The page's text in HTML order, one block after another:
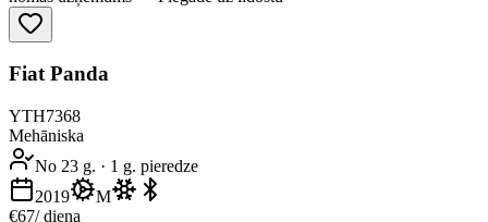
Fiat Panda
YTH7368
Mehāniska
No 23 g. · 1 g. pieredze
2019
M
€67/ diena